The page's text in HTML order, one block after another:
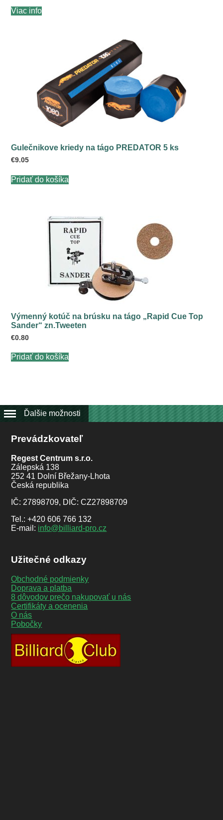
Viac info
Gulečnikove kriedy na tágo PREDATOR 5 ks
€9.05
Pridať do košíka
Výmenný kotúč na brúsku na tágo „Rapid Cue Top
Sander“ zn.Tweeten
€0.80
Pridať do košíka
Ďalšie možnosti
Prevádzkovateľ
Regest Centrum s.r.o.
Zálepská 138
252 41 Dolní Břežany-Lhota
Česká republika
IČ: 27898709, DIČ: CZ27898709
Tel.: +420 606 766 132
E-mail: info@billiard-pro.cz
Užitečné odkazy
Obchodné podmienky
Doprava a platba
8 dôvodov prečo nakupovať u nás
Certifikáty a ocenenia
O nás
Pobočky